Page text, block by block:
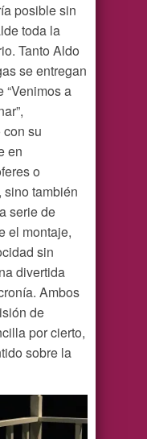
posible sin
toda la
Tanto Aldo
se entregan
“Venimos a
su
en
o
sino también
serie de
el montaje,
sin
divertida
Ambos
de
por cierto,
sobre la